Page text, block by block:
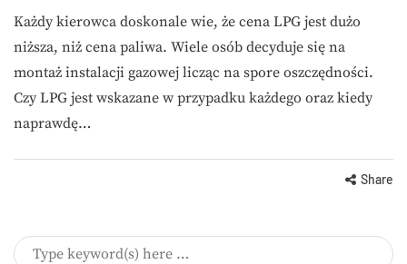
Każdy kierowca doskonale wie, że cena LPG jest dużo
niższa, niż cena paliwa. Wiele osób decyduje się na
montaż instalacji gazowej licząc na spore oszczędności.
Czy LPG jest wskazane w przypadku każdego oraz kiedy
naprawdę…
Share